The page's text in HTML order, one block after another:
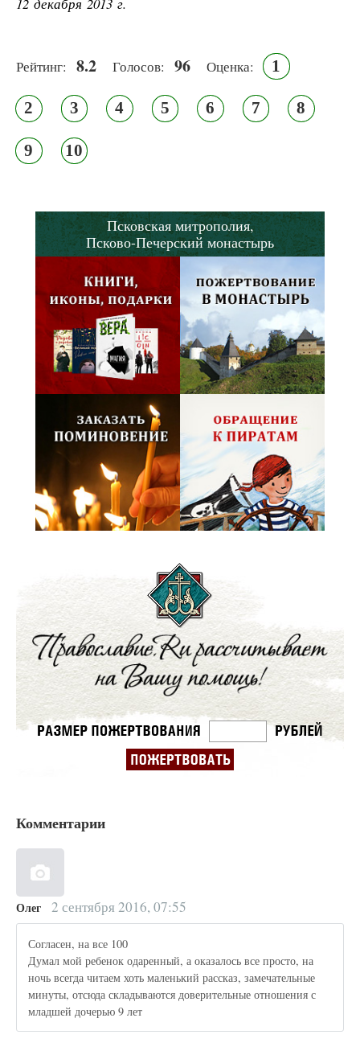
Рейтинг: 8.2 Голосов: 96 Оценка: 1
2 3 4 5 6 7 8
9 10
Псковская митрополия,
Псково-Печерский монастырь
Комментарии
Олег 2 сентября 2016, 07:55
Согласен, на все 100
Думал мой ребенок одаренный, а оказалось все просто, на
ночь всегда читаем хоть маленький рассказ, замечательные
минуты, отсюда складываются доверительные отношения с
младшей дочерью 9 лет